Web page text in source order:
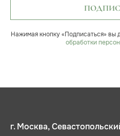
Нажимая кнопку «Подписаться» вы
обработки
г. Москва,